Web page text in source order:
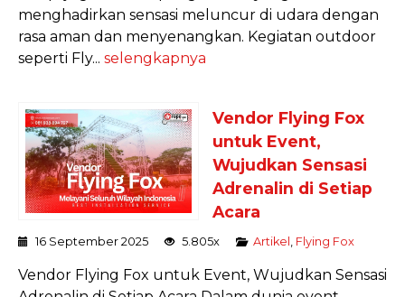
menghadirkan sensasi meluncur di udara dengan
rasa aman dan menyenangkan. Kegiatan outdoor
seperti Fly... selengkapnya
Vendor Flying Fox
untuk Event,
Wujudkan Sensasi
Adrenalin di Setiap
Acara
16 September 2025 5.805x Artikel Flying Fox
Vendor Flying Fox untuk Event, Wujudkan Sensasi